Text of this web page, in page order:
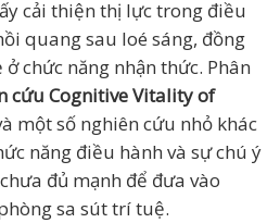
cải thiện thị lực trong điều
quang sau loé sáng, đồng
chức năng nhận thức. Phân
cứu Cognitive Vitality of
một số nghiên cứu nhỏ khác
năng điều hành và sự chú ý
đủ mạnh để đưa vào
sa sút trí tuệ.